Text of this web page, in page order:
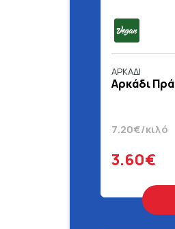
ΑΡΚΑΔΙ
Αρκάδι
7.20€/κιλό
3.60€